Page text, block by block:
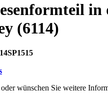
in
(6114)
wünschen Sie weitere